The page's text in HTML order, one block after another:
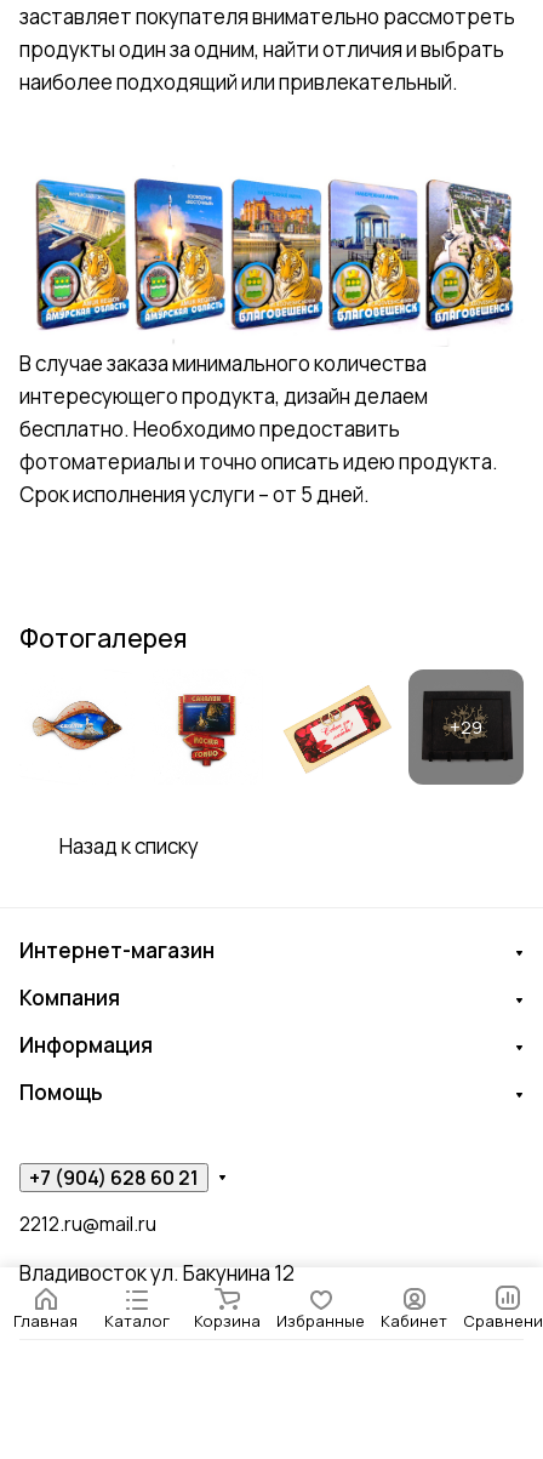
заставляет покупателя внимательно рассмотреть
продукты один за одним, найти отличия и выбрать
наиболее подходящий или привлекательный.
В случае заказа минимального количества
интересующего продукта, дизайн делаем
бесплатно. Необходимо предоставить
фотоматериалы и точно описать идею продукта.
Срок исполнения услуги – от 5 дней.
Фотогалерея
Назад к списку
Главная Каталог Корзина Избранные Кабинет
Интернет-магазин
Компания
Информация
Помощь
+7 (904) 628 60 21
2212.ru@mail.ru
Владивосток ул. Бакунина 12